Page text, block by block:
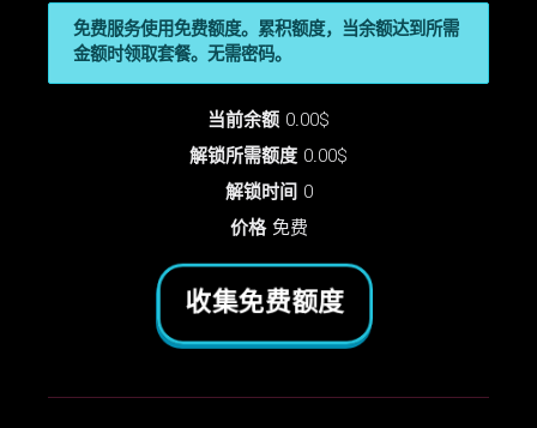
免费服务使用免费额度。累积额度，当余额达到所需
金额时领取套餐。无需密码。
当前余额 0.00$
解锁所需额度 0.00$
解锁时间0
价格免费
收集免费额度